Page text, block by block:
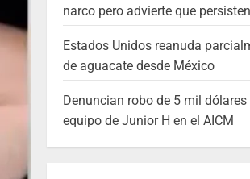
narco pero advierte que
Estados Unidos reanuda
de aguacate desde México
Denuncian robo de 5 mil dólares
equipo de Junior H en el AICM